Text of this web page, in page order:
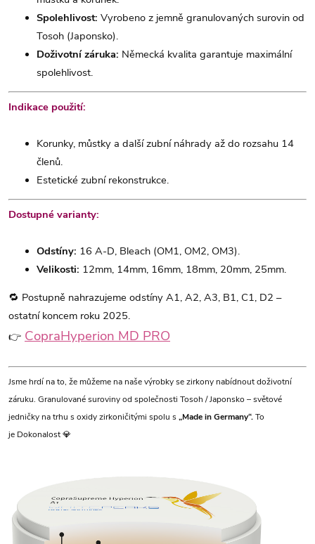
Spolehlivost: Vyrobeno z jemně granulovaných surovin od
Tosoh (Japonsko).
Doživotní záruka: Německá kvalita garantuje maximální
spolehlivost.
Indikace použití:
Korunky, můstky a další zubní náhrady až do rozsahu 14
členů.
Estetické zubní rekonstrukce.
Dostupné varianty:
Odstíny: 16 A-D, Bleach (OM1, OM2, OM3).
Velikosti: 12mm, 14mm, 16mm, 18mm, 20mm, 25mm.
🔁 Postupně nahrazujeme odstíny A1, A2, A3, B1, C1, D2 –
ostatní koncem roku 2025.
👉 CopraHyperion MD PRO
Jsme hrdí na to, že můžeme na naše výrobky se zirkony nabídnout doživotní
záruku. Granulované suroviny od společnosti Tosoh / Japonsko – světové
jedničky na trhu s oxidy zirkoničitými spolu s„Made in Germany“.To
je Dokonalost 💎